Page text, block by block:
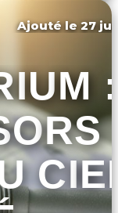
Ajouté le 27
: